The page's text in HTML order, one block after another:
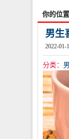
你的位置
男生
2022-01-
分类：